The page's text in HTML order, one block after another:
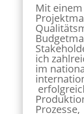
Mit
ich
im
Prozesse,